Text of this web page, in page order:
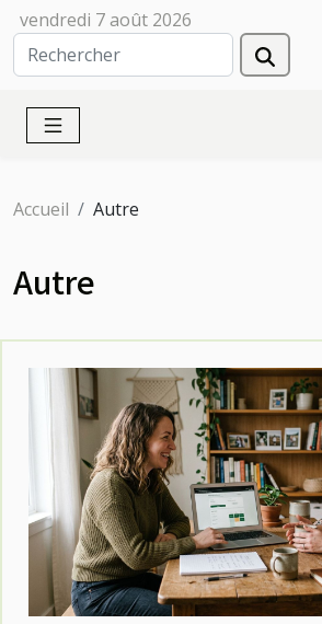
vendredi 7 août 2026
Accueil Autre
Autre